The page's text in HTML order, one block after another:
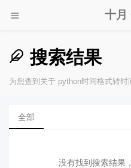
十月
搜索结果
为您查到关于 python时间格式转时
全部
没有找到搜索结果